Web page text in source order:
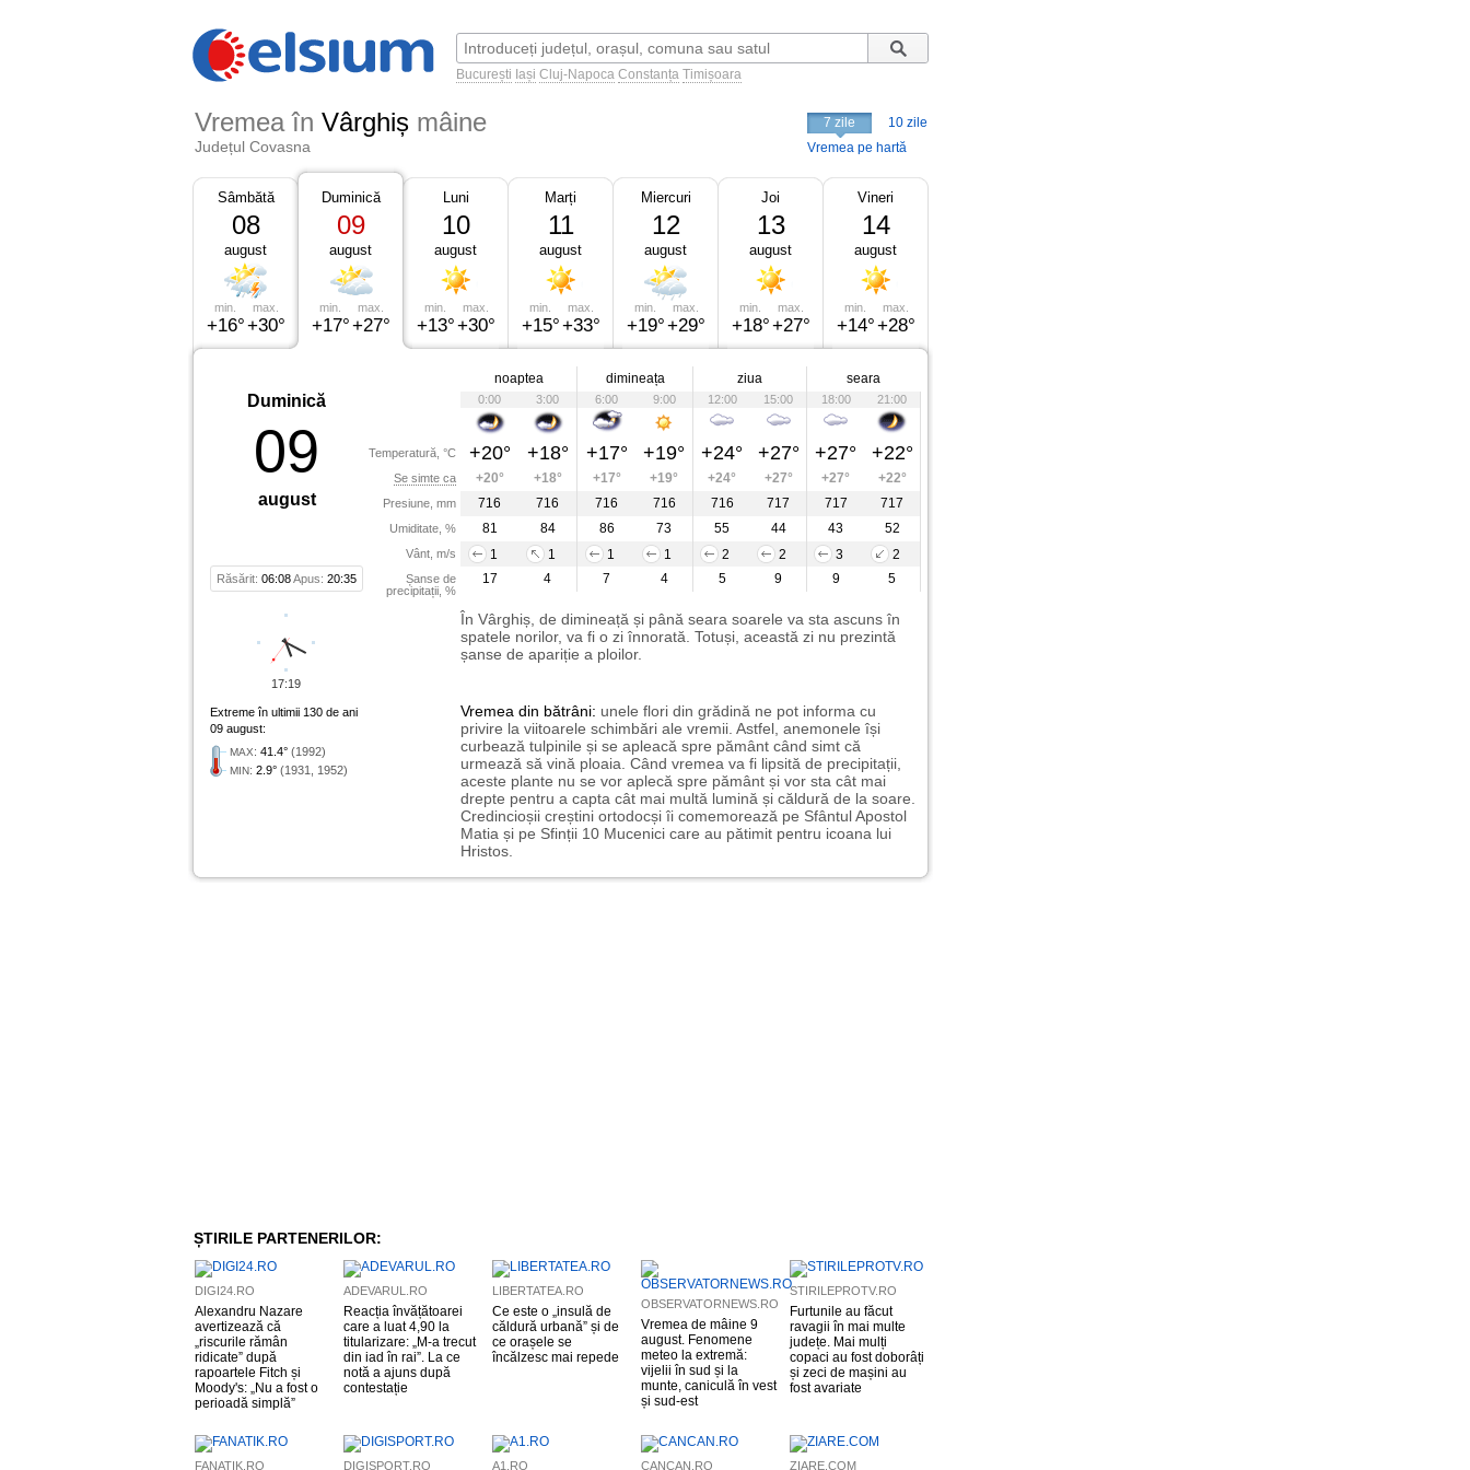
București Iași Cluj-Napoca Constanța Timișoara
Vremea în Vârghiș mâine
Județul Covasna
7 zile
10 zile
Vremea pe hartă
Sâmbătă
08
august
min.
+16°
max.
+30°
Duminică
09
august
min.
+17°
max.
+27°
Luni
10
august
min.
+13°
max.
+30°
Marți
11
august
min.
+15°
max.
+33°
Miercuri
12
august
min.
+19°
max.
+29°
Joi
13
august
min.
+18°
max.
+27°
Vineri
14
august
min.
+14°
max.
+28°
Duminică
09
august
Răsărit: 06:08Apus: 20:35
Temperatură, °C
Se simte ca
Presiune, mm
Umiditate, %
Vânt, m/s
Șanse de
precipitații, %
noaptea dimineața ziua seara
0:00 3:00 6:00 9:00 12:00 15:00 18:00 21:00
+20° +18° +17° +19° +24° +27° +27° +22°
+20° +18° +17° +19° +24° +27° +27°
+22°
716
716 716 716 716 717 717
717
81
84 86 73 55 44 43
52
1
1 1 1 2 2 3
2
17
4 7 4 5 9 9 5
În Vârghiș, de dimineață și până seara soarele va sta ascuns în
spatele norilor, va fi o zi înnorată. Totuși, această zi nu prezintă
șanse de apariție a ploilor.
Extreme în ultimii 130 de ani
09 august:
MAX: 41.4° (1992)
MIN: 2.9° (1931, 1952)
Vremea din bătrâni: unele flori din grădină ne pot informa cu
privire la viitoarele schimbări ale vremii. Astfel, anemonele își
curbează tulpinile și se apleacă spre pământ când simt că
urmează să vină ploaia. Când vremea va fi lipsită de precipitații,
aceste plante nu se vor aplecă spre pământ și vor sta cât mai
drepte pentru a capta cât mai multă lumină și căldură de la soare.
Credincioșii creștini ortodocși îi comemorează pe Sfântul Apostol
Matia și pe Sfinții 10 Mucenici care au pătimit pentru icoana lui
Hristos.
17:19
ȘTIRILE PARTENERILOR:
DIGI24.RO
Alexandru Nazare
avertizează că
„riscurile rămân
ridicate” după
rapoartele Fitch și
Moody's: „Nu a fost o
perioadă simplă”
ADEVARUL.RO
Reacția învățătoarei
care a luat 4,90 la
titularizare: „M-a trecut
din iad în rai”. La ce
notă a ajuns după
contestație
LIBERTATEA.RO
Ce este o „insulă de
căldură urbană” și de
ce orașele se
încălzesc mai repede
OBSERVATORNEWS.RO
Vremea de mâine 9
august. Fenomene
meteo la extremă:
vijelii în sud și la
munte, caniculă în vest
și sud-est
STIRILEPROTV.RO
Furtunile au făcut
ravagii în mai multe
județe. Mai mulți
copaci au fost doborâți
și zeci de mașini au
fost avariate
FANATIK.RO DIGISPORT.RO A1.RO CANCAN.RO ZIARE.COM